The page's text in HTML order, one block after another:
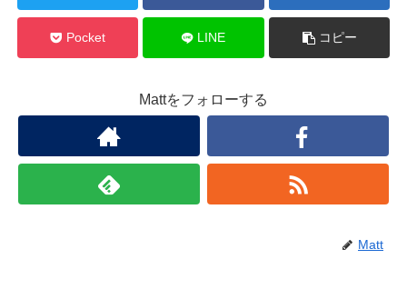
Pocket LINE コピー
Mattをフォローする
Matt